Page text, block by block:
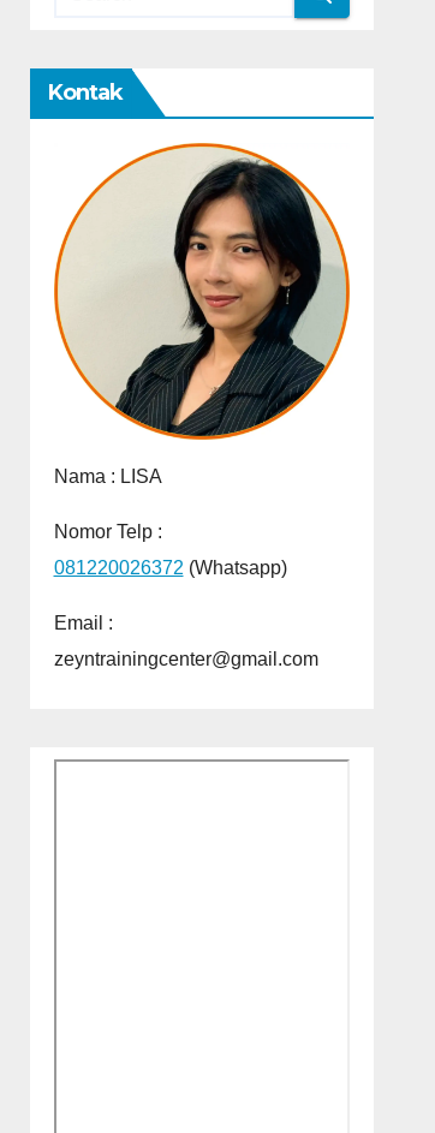
Kontak
Nama : LISA
Nomor Telp :
081220026372 (Whatsapp)
Email :
zeyntrainingcenter@gmail.com